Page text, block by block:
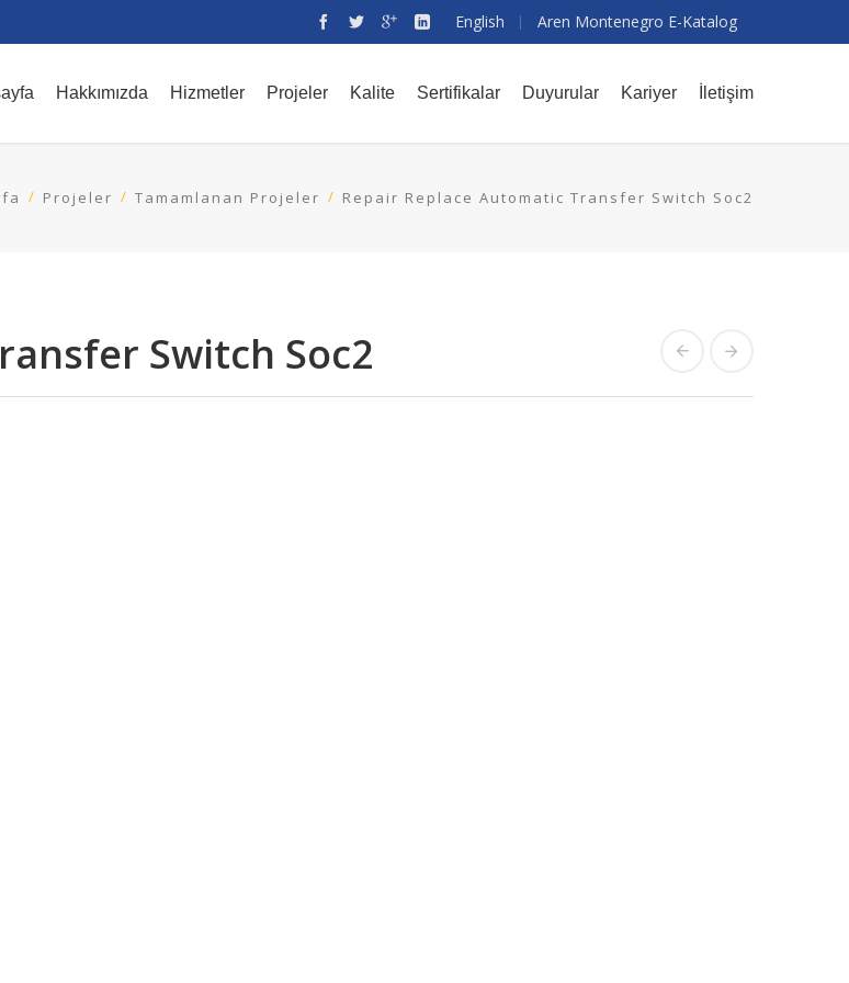
English Aren Montenegro E-Katalog
Hakkımızda Hizmetler Projeler Kalite Sertifikalar Duyurular Kariyer İletişim
Projeler Tamamlanan Projeler Repair Replace Automatic Transfer Switch Soc2
Switch Soc2